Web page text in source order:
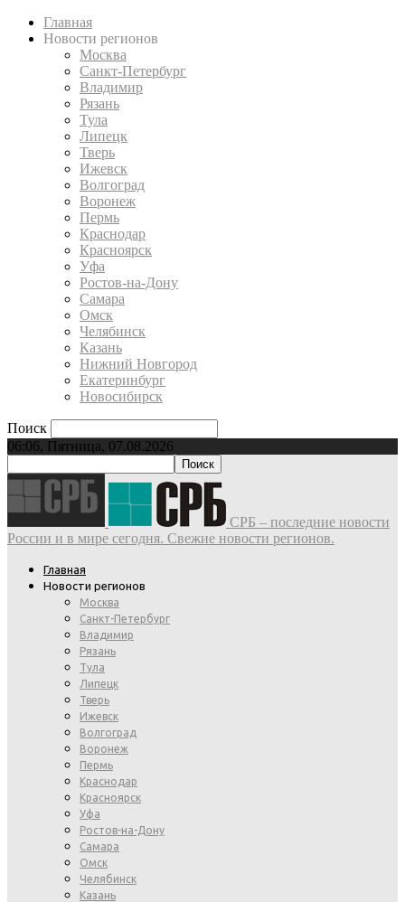
Главная
Новости регионов
Москва
Санкт-Петербург
Владимир
Рязань
Тула
Липецк
Тверь
Ижевск
Волгоград
Воронеж
Пермь
Краснодар
Красноярск
Уфа
Ростов-на-Дону
Самара
Омск
Челябинск
Казань
Нижний Новгород
Екатеринбург
Новосибирск
Поиск
06:06, Пятница, 07.08.2026
СРБ – последние новости
России и в мире сегодня. Свежие новости регионов.
Главная
Новости регионов
Москва
Санкт-Петербург
Владимир
Рязань
Тула
Липецк
Тверь
Ижевск
Волгоград
Воронеж
Пермь
Краснодар
Красноярск
Уфа
Ростов-на-Дону
Самара
Омск
Челябинск
Казань